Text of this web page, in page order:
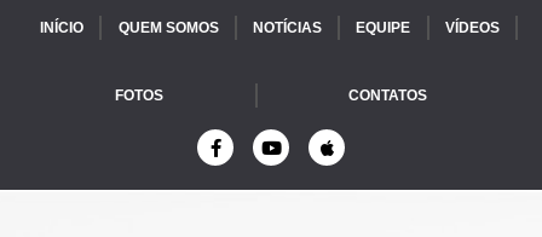
INÍCIO QUEM SOMOS NOTÍCIAS EQUIPE VÍDEOS
FOTOS CONTATOS